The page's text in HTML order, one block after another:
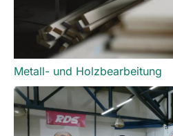
Metall- und Holzbearbeitung